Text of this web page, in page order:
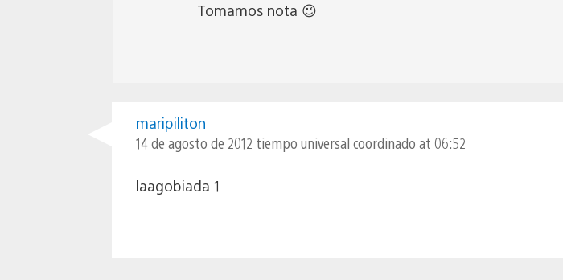
Tomamos nota 😉
maripiliton
14 de agosto de 2012 tiempo universal coordinado at 06:52
laagobiada 1